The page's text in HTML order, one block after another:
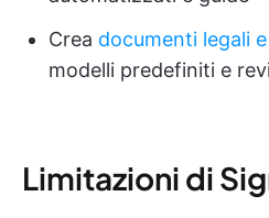
Crea documenti legali
modelli predefiniti e
Limitazioni di